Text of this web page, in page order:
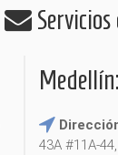
Servicios
Medellín:
43A #11A-44,